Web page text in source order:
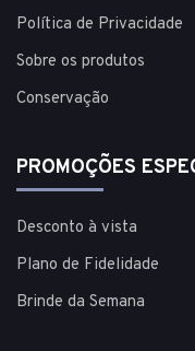
Política de Privacidade
Sobre os produtos
Conservação
PROMOÇÕES
Desconto à vista
Plano de Fidelidade
Brinde da Semana